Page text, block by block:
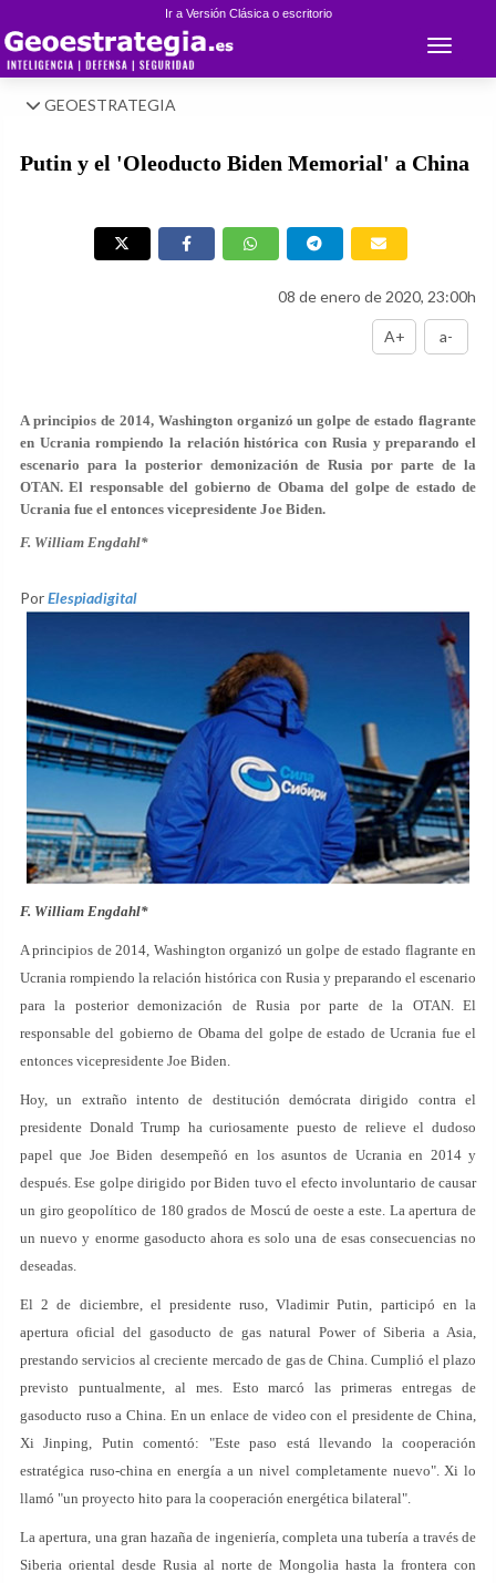
Ir a Versión Clásica o escritorio
Toggle
GEOESTRATEGIA
Putin y el 'Oleoducto Biden Memorial' a China
08 de enero de 2020, 23:00h
A+ a-
A principios de 2014, Washington organizó un golpe de estado flagrante
en Ucrania rompiendo la relación histórica con Rusia y preparando el
escenario para la posterior demonización de Rusia por parte de la
OTAN. El responsable del gobierno de Obama del golpe de estado de
Ucrania fue el entonces vicepresidente Joe Biden.
F. William Engdahl*
PorElespiadigital
F. William Engdahl*
A principios de 2014, Washington organizó un golpe de estado flagrante en
Ucrania rompiendo la relación histórica con Rusia y preparando el escenario
para la posterior demonización de Rusia por parte de la OTAN. El
responsable del gobierno de Obama del golpe de estado de Ucrania fue el
entonces vicepresidente Joe Biden.
Hoy, un extraño intento de destitución demócrata dirigido contra el
presidente Donald Trump ha curiosamente puesto de relieve el dudoso
papel que Joe Biden desempeñó en los asuntos de Ucrania en 2014 y
después. Ese golpe dirigido por Biden tuvo el efecto involuntario de causar
un giro geopolítico de 180 grados de Moscú de oeste a este. La apertura de
un nuevo y enorme gasoducto ahora es solo una de esas consecuencias no
deseadas.
El 2 de diciembre, el presidente ruso, Vladimir Putin, participó en la
apertura oficial del gasoducto de gas natural Power of Siberia a Asia,
prestando servicios al creciente mercado de gas de China. Cumplió el plazo
previsto puntualmente, al mes. Esto marcó las primeras entregas de
gasoducto ruso a China. En un enlace de video con el presidente de China,
Xi Jinping, Putin comentó: "Este paso está llevando la cooperación
estratégica ruso-china en energía a un nivel completamente nuevo". Xi lo
llamó "un proyecto hito para la cooperación energética bilateral".
La apertura, una gran hazaña de ingeniería, completa una tubería a través de
Siberia oriental desde Rusia al norte de Mongolia hasta la frontera con